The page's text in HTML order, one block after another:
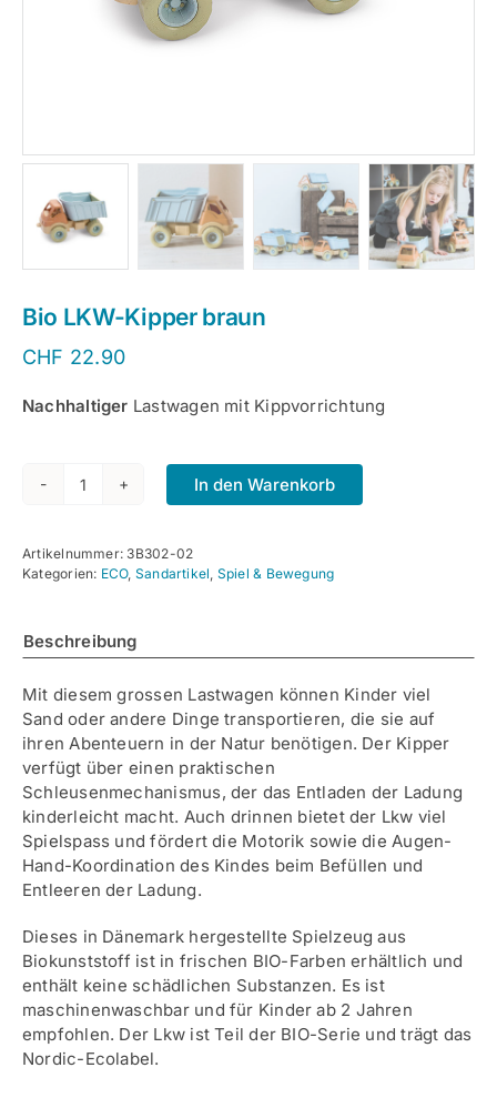
Bio LKW-Kipper braun
CHF 22.90
Nachhaltiger Lastwagen mit Kippvorrichtung
Bio
braun
In den Warenkorb
Artikelnummer: 3B302-02
Kategorien: ECO, Sandartikel, Spiel & Bewegung
Beschreibung
Mit diesem grossen Lastwagen können Kinder viel
Sand oder andere Dinge transportieren, die sie auf
ihren Abenteuern in der Natur benötigen. Der Kipper
verfügt über einen praktischen
Schleusenmechanismus, der das Entladen der Ladung
kinderleicht macht. Auch drinnen bietet der Lkw viel
Spielspass und fördert die Motorik sowie die Augen-
Hand-Koordination des Kindes beim Befüllen und
Entleeren der Ladung.
Dieses in Dänemark hergestellte Spielzeug aus
Biokunststoff ist in frischen BIO-Farben erhältlich und
enthält keine schädlichen Substanzen. Es ist
maschinenwaschbar und für Kinder ab 2 Jahren
empfohlen. Der Lkw ist Teil der BIO-Serie und trägt das
Nordic-Ecolabel.